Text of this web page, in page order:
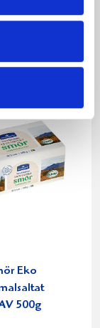
Eko
500g